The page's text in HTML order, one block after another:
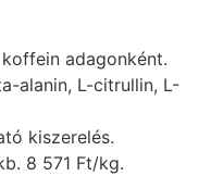
adagonként.
alanin, L-citrullin, L-
kiszerelés.
8 571 Ft/kg.